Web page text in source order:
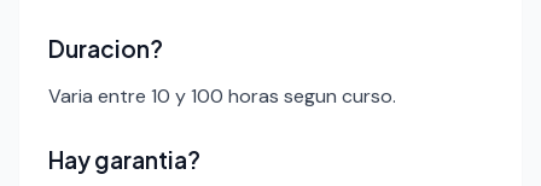
Duracion?
Varia entre 10 y 100 horas segun curso.
Hay garantia?